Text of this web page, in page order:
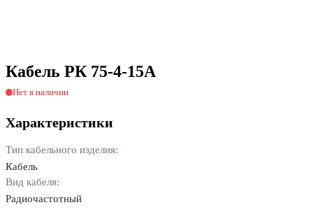
Кабель РК 75-4-15А
Нет в наличии
Характеристики
Тип кабельного изделия:
Кабель
Вид кабеля:
Радиочастотный